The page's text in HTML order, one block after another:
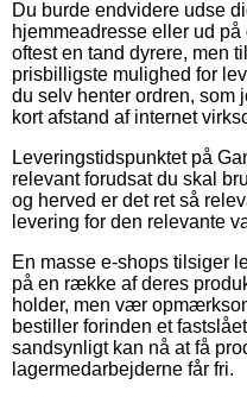
Du burde endvidere udse
hjemmeadresse eller ud
oftest en tand dyrere, men
prisbilligste mulighed for
du selv henter ordren, som
kort afstand af internet
Leveringstidspunktet på
relevant forudsat du skal
og herved er det ret så
levering for den relevante
En masse e-shops tilsiger
på en række af deres
holder, men vær
bestiller forinden et
sandsynligt kan nå at få
lagermedarbejderne får fri.